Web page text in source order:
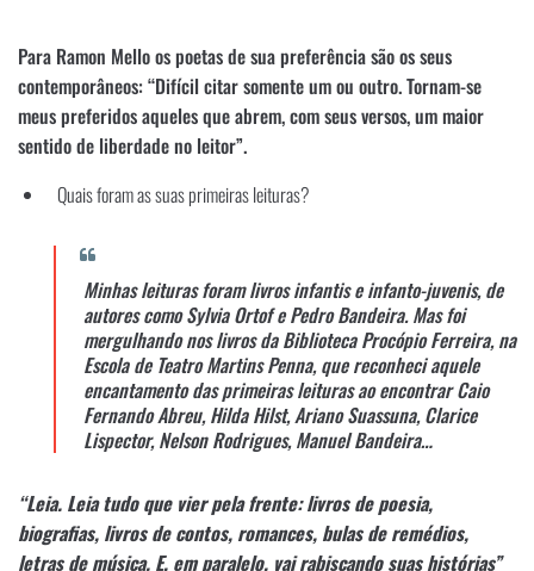
Para Ramon Mello os poetas de sua preferência são os seus
contemporâneos: “Difícil citar somente um ou outro. Tornam-se
meus preferidos aqueles que abrem, com seus versos, um maior
sentido de liberdade no leitor”.
Quais foram as suas primeiras leituras?
Minhas leituras foram livros infantis e infanto-juvenis, de
autores como Sylvia Ortof e Pedro Bandeira. Mas foi
mergulhando nos livros da Biblioteca Procópio Ferreira, na
Escola de Teatro Martins Penna, que reconheci aquele
encantamento das primeiras leituras ao encontrar Caio
Fernando Abreu, Hilda Hilst, Ariano Suassuna, Clarice
Lispector, Nelson Rodrigues, Manuel Bandeira…
“Leia. Leia tudo que vier pela frente: livros de poesia,
biografias, livros de contos, romances, bulas de remédios,
letras de música. E, em paralelo, vai rabiscando suas histórias”